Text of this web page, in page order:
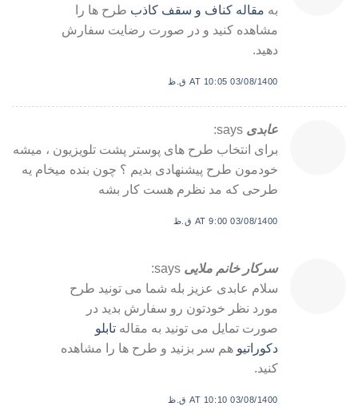
به مقاله کناف و سقف کاذب طرح ها را
مشاهده کنید و در صورت رضایت سفارش
دهید.
03/08/1400 AT 10:05 ق.ظ
عابدی says:
برای انتخاب طرح های پوستر پشت تلویزیون ، میشه
خودمون طرح پیشنهادی بدیم ؟ چون بنده میخام یه
طرحی که مد نظرم هست کار بشه
03/08/1400 AT 9:00 ق.ظ
سرکار خانم ملایی says:
سلام عابدی عزیز بله شما می تونید طرح
مورد نظر خودتون رو سفارش بدید در
صورت تمایل می تونید به مقاله تابلو
دکوراتیو هم سر بزنید و طرح ها را مشاهده
کنید.
03/08/1400 AT 10:10 ق.ظ